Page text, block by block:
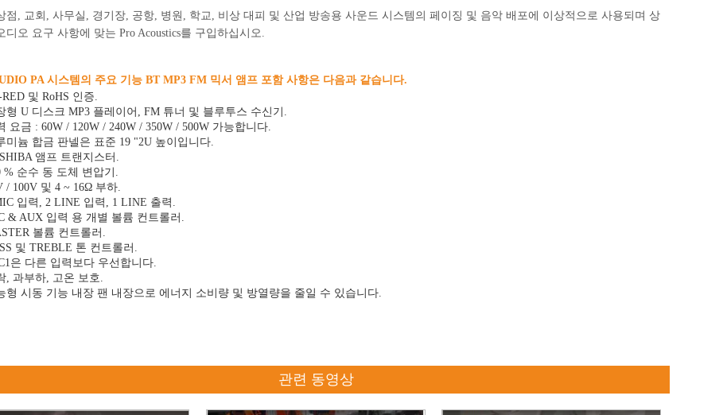
점, 교회, 사무실, 경기장, 공항, 병원, 학교, 비상 대피 및 산업 방송용 사운드 시스템의 페이징 및 음악 배포에 이상적으로 사용되며 상
디오 요구 사항에 맞는 Pro Acoustics를 구입하십시오.
PA 시스템의 주요 기능 BT MP3 FM 믹서 앰프 포함 사항은 다음과 같습니다.
및 RoHS 인증.
형 U 디스크 MP3 플레이어, FM 튜너 및 블루투스 수신기.
요금 : 60W / 120W / 240W / 350W / 500W 가능합니다.
미늄 합금 판넬은 표준 19 "2U 높이입니다.
앰프 트랜지스터.
% 순수 동 도체 변압기.
/ 100V 및 4 ~ 16Ω 부하.
입력, 2 LINE 입력, 1 LINE 출력.
& AUX 입력 용 개별 볼륨 컨트롤러.
볼륨 컨트롤러.
및 TREBLE 톤 컨트롤러.
은 다른 입력보다 우선합니다.
, 과부하, 고온 보호.
형 시동 기능 내장 팬 내장으로 에너지 소비량 및 방열량을 줄일 수 있습니다.
관련 동영상